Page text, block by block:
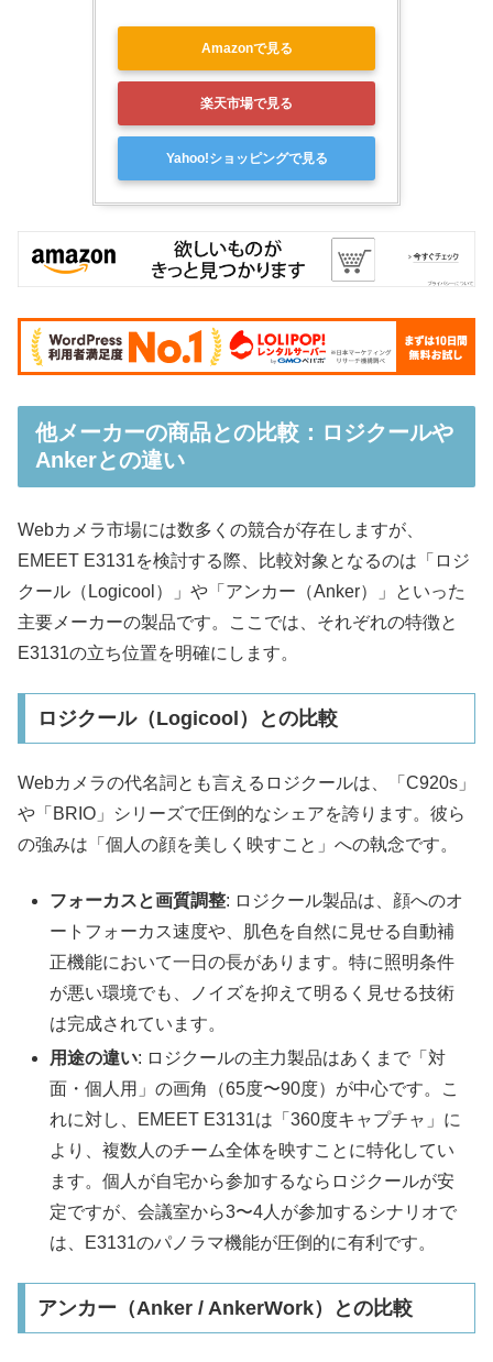
Amazonで見る
楽天市場で見る
Yahoo!ショッピングで見る
他メーカーの商品との比較：ロジクールや
Ankerとの違い
Webカメラ市場には数多くの競合が存在しますが、
EMEET E3131を検討する際、比較対象となるのは「ロジ
クール（Logicool）」や「アンカー（Anker）」といった
主要メーカーの製品です。ここでは、それぞれの特徴と
E3131の立ち位置を明確にします。
ロジクール（Logicool）との比較
Webカメラの代名詞とも言えるロジクールは、「C920s」
や「BRIO」シリーズで圧倒的なシェアを誇ります。彼ら
の強みは「個人の顔を美しく映すこと」への執念です。
フォーカスと画質調整: ロジクール製品は、顔へのオ
ートフォーカス速度や、肌色を自然に見せる自動補
正機能において一日の長があります。特に照明条件
が悪い環境でも、ノイズを抑えて明るく見せる技術
は完成されています。
用途の違い: ロジクールの主力製品はあくまで「対
面・個人用」の画角（65度〜90度）が中心です。こ
れに対し、EMEET E3131は「360度キャプチャ」に
より、複数人のチーム全体を映すことに特化してい
ます。個人が自宅から参加するならロジクールが安
定ですが、会議室から3〜4人が参加するシナリオで
は、E3131のパノラマ機能が圧倒的に有利です。
アンカー（Anker / AnkerWork）との比較